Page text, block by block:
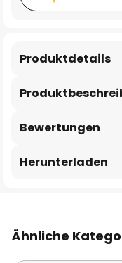
Produktdetails
Bewertungen
Herunterladen
Ähnliche